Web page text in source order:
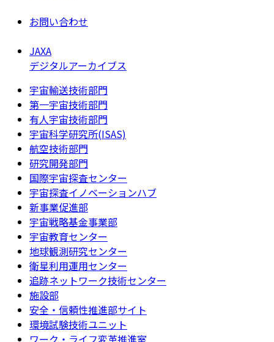
お問い合わせ
JAXA
デジタルアーカイブス
宇宙輸送技術部門
第一宇宙技術部門
有人宇宙技術部門
宇宙科学研究所(ISAS)
航空技術部門
研究開発部門
国際宇宙探査センター
宇宙探査イノベーションハブ
新事業促進部
宇宙戦略基金事業部
宇宙教育センター
地球観測研究センター
衛星利用運用センター
追跡ネットワーク技術センター
施設部
安全・信頼性推進部サイト
環境試験技術ユニット
ワーク・ライフ変革推進室